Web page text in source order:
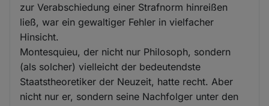
zur Verabschiedung einer Strafnorm hinreißen
ließ, war ein gewaltiger Fehler in vielfacher
Hinsicht.
Montesquieu, der nicht nur Philosoph, sondern
(als solcher) vielleicht der bedeutendste
Staatstheoretiker der Neuzeit, hatte recht. Aber
nicht nur er, sondern seine Nachfolger unter den